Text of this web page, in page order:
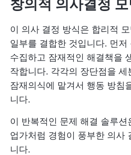
창의적 의사결정 모
이 의사 결정 방식은 합리적
일부를 결합한 것입니다. 먼저
수집하고 잠재적인 해결책을
작합니다. 각각의 장단점을
잠재의식에 맡겨서 행동 방침
니다.
이 반복적인 문제 해결 솔루션
업가처럼 경험이 풍부한 의사
니다.